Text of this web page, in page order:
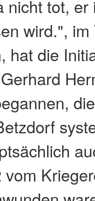
nicht tot,
wird.",
hat die